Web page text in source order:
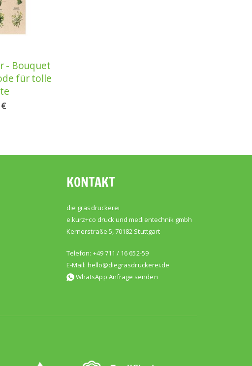
- Bouquet
für tolle
KONTAKT
die grasdruckerei
e.kurz+co druck und medientechnik gmbh
Kernerstraße 5, 70182 Stuttgart
Telefon: +49 711 / 16 652-59
E-Mail: hello@diegrasdruckerei.de
WhatsApp Anfrage senden